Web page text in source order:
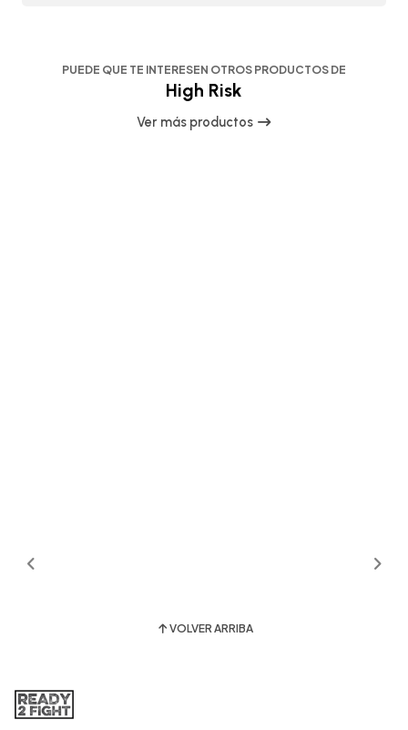
PUEDE QUE TE INTERESEN OTROS PRODUCTOS DE
High Risk
Ver más productos
VOLVER ARRIBA